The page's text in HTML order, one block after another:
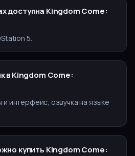
доступна Kingdom Come:
5.
в Kingdom Come:
и интерфейс, озвучка на языке
купить Kingdom Come: